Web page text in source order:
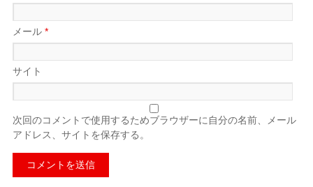
メール*
サイト
次回のコメントで使用するためブラウザーに自分の名前、メール
アドレス、サイトを保存する。